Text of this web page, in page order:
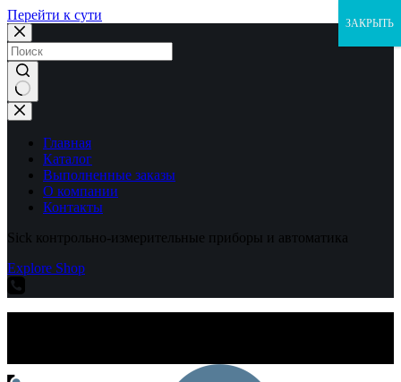
Перейти к сути
Ничего
не
найденоГлавная
Каталог
Выполненные заказы
О компании
Контакты
Sick контрольно-измерительные приборы и автоматика
Explore Shop
ЗАКРЫТЬ